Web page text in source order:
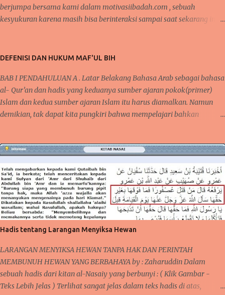
berjumpa bersama kami dalam motivasiibadah.com , sebuah
kesyukuran karena masih bisa berinteraksi sampai saat sekarang ini,
kita dari jalan keburukan. Pada beberapa pertemuan sebelumnya,
mengontrol mindset dan niat dalam beribadah, begitupula karena
faktor kebiasaan yang bisa membantu seseorang agar tetap semangat
dalam melaksanakan kebaikan dan bernilai ibadah kepada Allah Swt .
ARTIKEL TERKAIT : Cara Semangat ibadah- Mengontrol Mindset dan
dalam melak...
DEFENISI DAN HUKUM MAF'UL BIH
BAB I PENDAHULUAN A . Latar Belakang Bahasa Arab sebagai bahasa
al- Qur’an dan hadis yang keduanya sumber ajaran pokok(primer)
Islam dan kedua sumber ajaran Islam itu harus diamalkan. Namun
demikian, tak dapat kita pungkiri bahwa mempelajari bahkan
Arab mempunyai karakter dan keistimewaan tersendiri yang berbeda,
bahkan mungkin tidak dimiliki oleh bahasa-bahasa yang lain. Al-
Lughah al-‘Arabiyyah merupakan kata yang menerangkan gaya
bahasa arab, sedangkan tentang ‘Ulum al-‘Arabiyyah adalah ilmu
yang membahas cara pengucapan dan penulisan yakni Qawa’id al-
Lughah al-‘Arabiyyah seperti ‘ Ilm al-sharf wa al-Nahwu Makalah ini
merupakan sebagian dari Qawa’id al-Lughah al-‘Arabiyyah , ilmu ini
mengajarkan agar memudahkan dalam pemakaian gaya bahasa,
jelas maknanya, dan mendekatkan pemahaman kita sebagai al-
Muta’allimin B . Rumusan Masalah ...
Hadis tentang Larangan Menyiksa Hewan
LARANGAN MENYIKSA HEWAN TANPA HAK DAN PERINTAH
MEMBUNUH HEWAN YANG BERBAHAYA by : Zaharuddin Dalam
sebuah hadis dari kitan al-Nasaiy yang berbunyi : ( Klik Gambar -
Teks Lebih Jelas ) Terlihat sangat jelas dalam teks hadis di atas,